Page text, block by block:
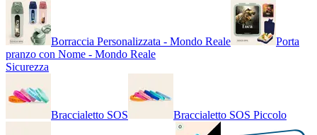
Borraccia Personalizzata - Mondo Reale
Porta
pranzo con Nome - Mondo Reale
Sicurezza
Braccialetto SOS Braccialetto SOS Piccolo